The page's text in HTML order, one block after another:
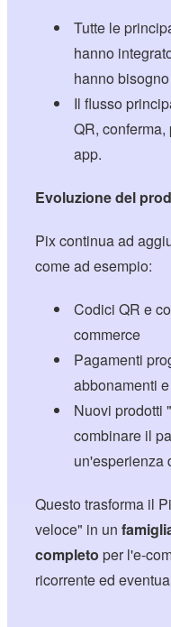
Tutte le
hanno
hanno
Il flusso
QR,
app.
Evoluzione del
Pix continua ad
come ad esempio:
Codici QR e
commerce
Pagamenti
abbonamenti
Nuovi prodotti
combinare il
un'esperienza
Questo trasforma il
veloce" in un
completo per l'e-
ricorrente ed